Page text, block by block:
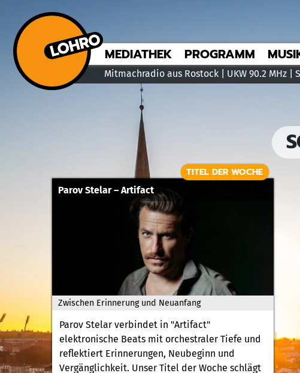
Mitmachradio aus Rostock | UKW 90.2 MHz |
MEDIATHEK PROGRAMM
Zwischen Erinnerung und Neuanfang
Parov Stelar – Artifact
TITEL DER WOCHE
Parov Stelar verbindet in "Artifact"
elektronische Beats mit orchestraler Tiefe und
reflektiert Erinnerungen, Neubeginn und
Vergänglichkeit. Unser Titel der Woche schlägt